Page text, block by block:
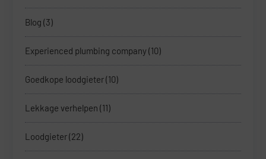
Blog (3)
Experienced plumbing company(10)
Goedkope loodgieter(10)
Lekkage verhelpen (11)
Loodgieter(22)